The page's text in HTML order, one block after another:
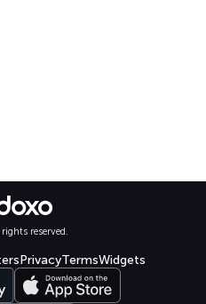
reserved.
PrivacyTermsWidgets